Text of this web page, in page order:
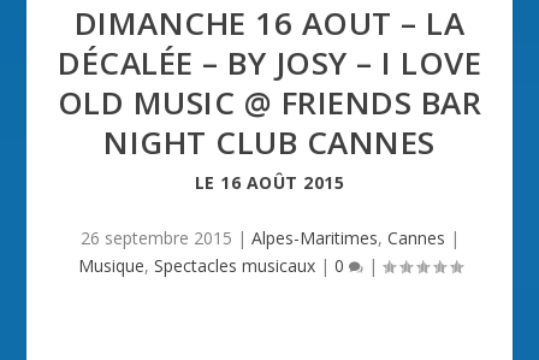
DIMANCHE 16 AOUT – LA
DÉCALÉE – BY JOSY – I LOVE
OLD MUSIC @ FRIENDS BAR
NIGHT CLUB CANNES
LE 16 AOÛT 2015
26 septembre 2015 | Alpes-Maritimes, Cannes |
Musique, Spectacles musicaux| 0 |